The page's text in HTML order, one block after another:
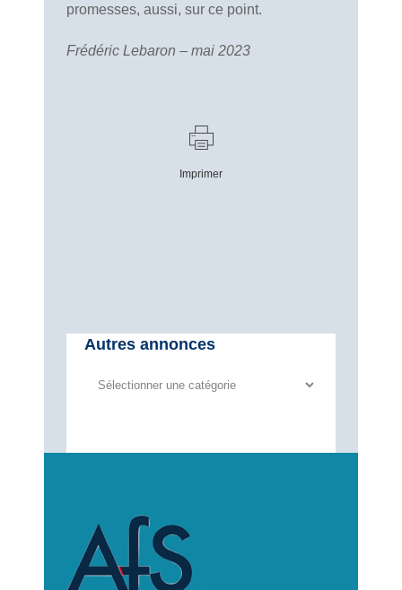
promesses, aussi, sur ce point.
Frédéric Lebaron – mai 2023
Imprimer
Autres annonces
Autres